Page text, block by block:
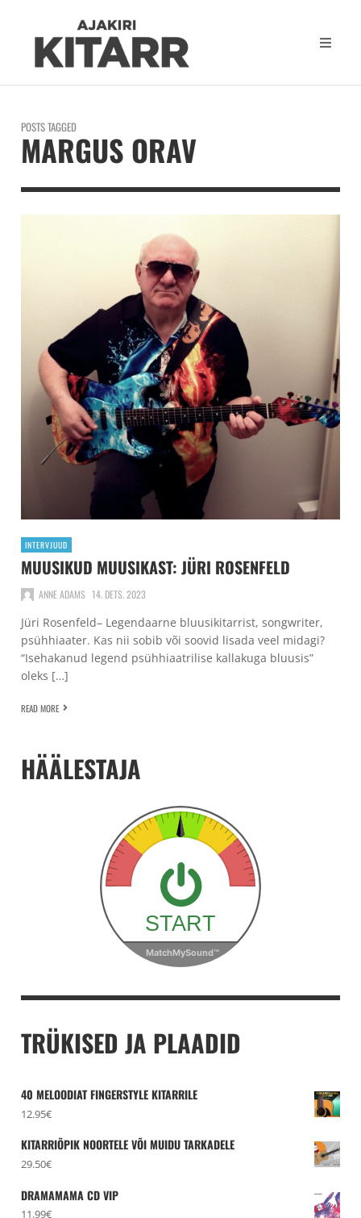
POSTS TAGGED
MARGUS ORAV
INTERVJUUD
MUUSIKUD MUUSIKAST: JÜRI ROSENFELD
ANNE ADAMS 14. DETS. 2023
Jüri Rosenfeld– Legendaarne bluusikitarrist, songwriter,
psühhiaater. Kas nii sobib või soovid lisada veel midagi?
“Isehakanud legend psühhiaatrilise kallakuga bluusis”
oleks […]
READ MORE
HÄÄLESTAJA
TRÜKISED JA PLAADID
40 MELOODIAT FINGERSTYLE KITARRILE
12.95€
KITARRIÕPIK NOORTELE VÕI MUIDU TARKADELE
29.50€
DRAMAMAMA CD VIP
11.99€